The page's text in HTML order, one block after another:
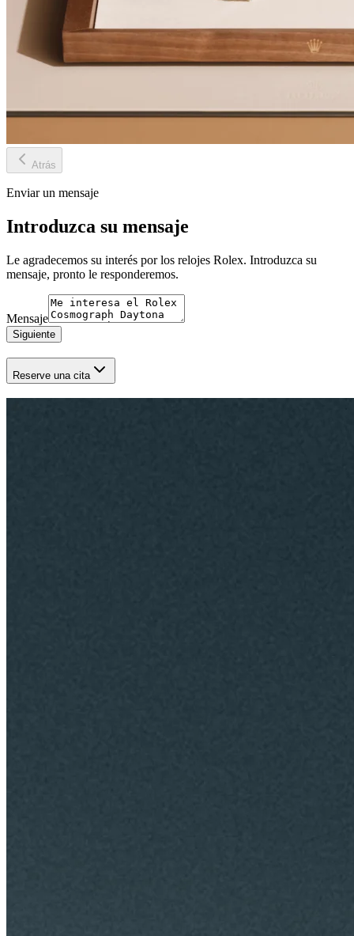
Atrás
Enviar un mensaje
Introduzca su mensaje
Le agradecemos su interés por los relojes Rolex. Introduzca su
mensaje, pronto le responderemos.
Mensaje
Siguiente
Reserve una cita